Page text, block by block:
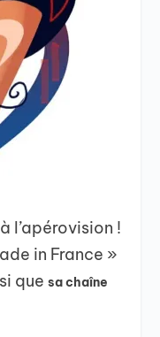
l’apérovision !
in France »
quesa chaîne